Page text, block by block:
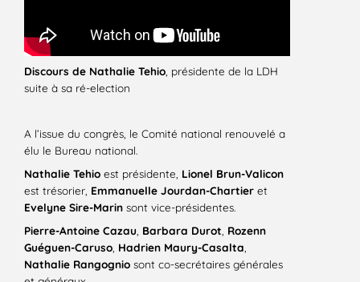
Discours de Nathalie Tehio , présidente de la LDH
suite à sa ré-election
A l’issue du congrès, le Comité national renouvelé a
élu le Bureau national.
Nathalie Tehio est présidente, Lionel Brun-Valicon
est trésorier, Emmanuelle Jourdan-Chartier et
Evelyne Sire-Marin sont vice-présidentes.
Pierre-Antoine Cazau, Barbara Durot, Rozenn
Guéguen-Caruso, Hadrien Maury-Casalta,
Nathalie Rangognio sont co-secrétaires générales